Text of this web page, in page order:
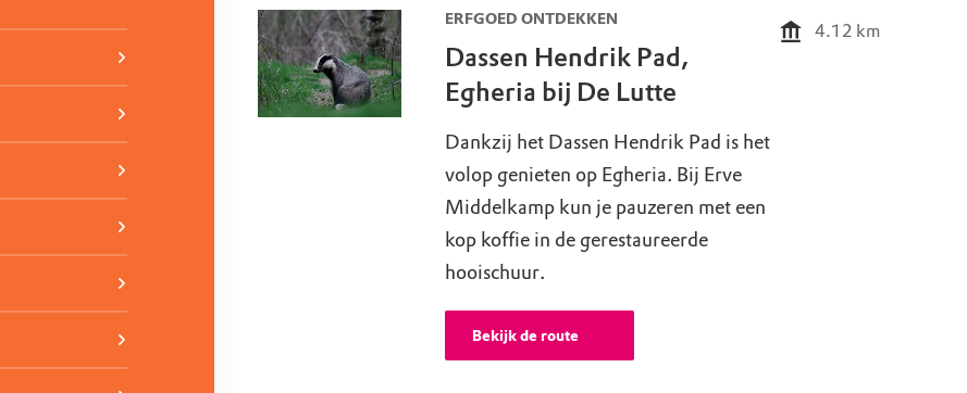
ERFGOED ONTDEKKEN
Dassen Hendrik Pad,
Egheria bij De Lutte
Dankzij het Dassen Hendrik Pad is het
volop genieten op Egheria. Bij Erve
Middelkamp kun je pauzeren met een
kop koffie in de gerestaureerde
hooischuur.
Bekijk de route
4.12 km